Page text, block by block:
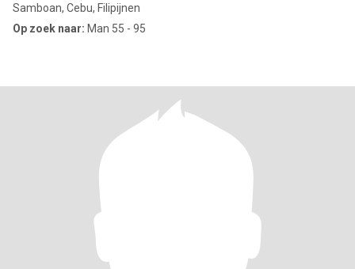
Samboan, Cebu, Filipijnen
Op zoek naar: Man 55 - 95